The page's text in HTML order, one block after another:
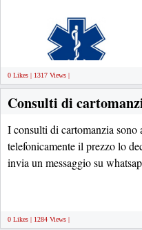
0 Likes | 1317 Views |
Consulti di
I consulti di cartomanzia
telefonicamente il prezzo lo
invia un messaggio su
0 Likes | 1284 Views |